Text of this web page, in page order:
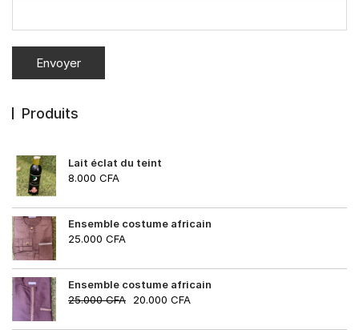
Produits
Lait éclat du teint
8.000 CFA
Ensemble costume africain
25.000 CFA
Ensemble costume africain
25.000CFA 20.000 CFA